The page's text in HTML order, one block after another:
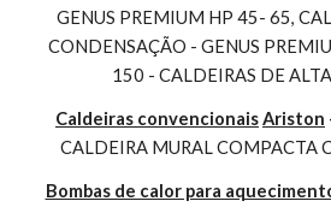
GENUS PREMIUM HP 45- 65,
CONDENSAÇÃO - GENUS
150 - CALDEIRAS DE
Caldeiras convencionaisAriston
CALDEIRA MURAL COMPACTA
Bombas de calor para